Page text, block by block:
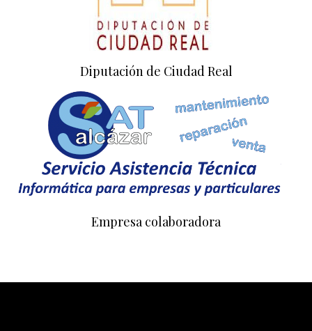
Diputación de Ciudad Real
Empresa colaboradora